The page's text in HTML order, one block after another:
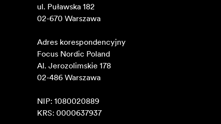
ul. Puławska 182
02-670 Warszawa
Adres korespondencyjny
Focus Nordic Poland
Al. Jerozolimskie 178
02-486 Warszawa
NIP: 1080020889
KRS: 0000637937